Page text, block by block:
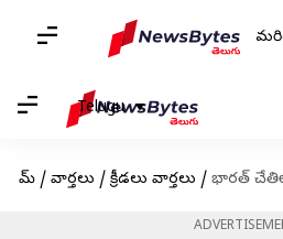
Telugu
హోమ్ / వార్తలు / క్రీడలు వార్తలు / భారత్ చేతిలో చిత్తు